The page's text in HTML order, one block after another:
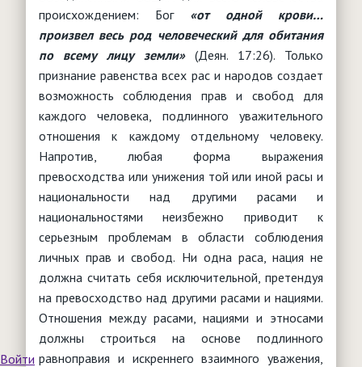
происхождением: Бог «от одной крови…
произвел весь род человеческий для обитания
по всему лицу земли»(Деян. 17:26). Только
признание равенства всех рас и народов создает
возможность соблюдения прав и свобод для
каждого человека, подлинного уважительного
отношения к каждому отдельному человеку.
Напротив, любая форма выражения
превосходства или унижения той или иной расы и
национальности над другими расами и
национальностями неизбежно приводит к
серьезным проблемам в области соблюдения
личных прав и свобод. Ни одна раса, нация не
должна считать себя исключительной, претендуя
на превосходство над другими расами и нациями.
Отношения между расами, нациями и этносами
должны строиться на основе подлинного
равноправия и искреннего взаимного уважения,
Войти